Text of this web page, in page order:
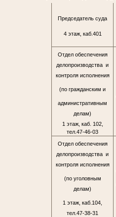
Председатель суда
4 этаж, каб.401
Отдел обеспечения
делопроизводства и
контроля исполнения
(по гражданским и
административным
делам)
1 этаж, каб. 102,
тел.47-46-03
Отдел обеспечения
делопроизводства и
контроля исполнения
(по уголовным
делам)
1 этаж, каб.104,
тел.47-38-31